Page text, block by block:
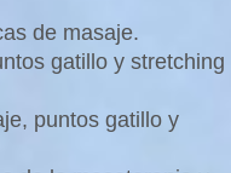
de masaje.
gatillo y stretching
puntos gatillo y